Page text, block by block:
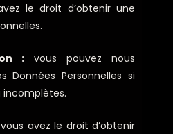
le droit d’obtenir une
: vous pouvez nous
Personnelles si
avez le droit d’obtenir